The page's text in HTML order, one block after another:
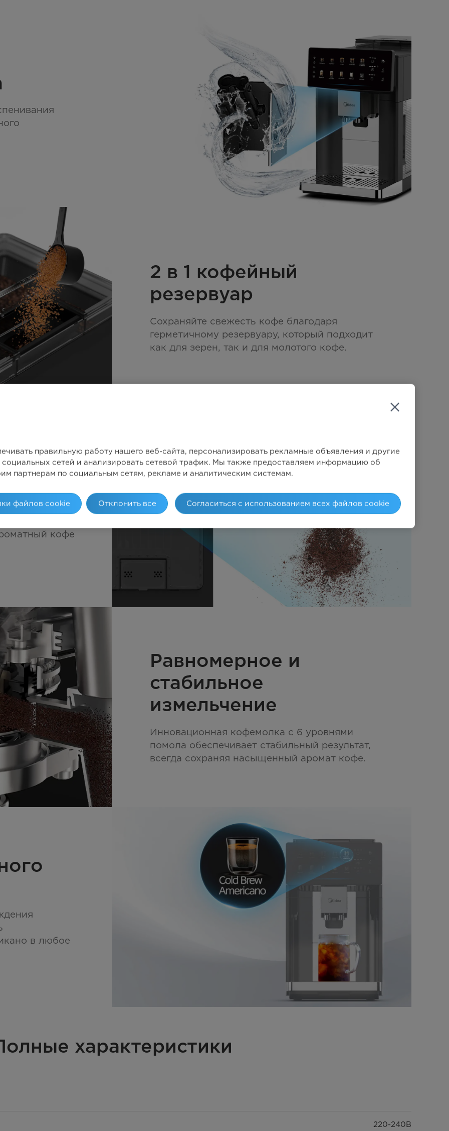
2 в 1 кофейный
резервуар
Сохраняйте свежесть кофе благодаря
герметичному резервуару, который подходит
как для зерен, так и для молотого кофе.
за
кофе
Равномерное и
стабильное
измельчение
Инновационная кофемолка с 6 уровнями
помола обеспечивает стабильный результат,
всегда сохраняя насыщенный аромат кофе.
в любое
характеристики
220-240В
правильную работу нашего веб-сайта, персонализировать рекламные объявления и другие
сетей и анализировать сетевой трафик. Мы также предоставляем информацию об
партнерам по социальным сетям, рекламе и аналитическим системам.
файлов cookie Отклонить все Согласиться с использованием всех файлов cookie